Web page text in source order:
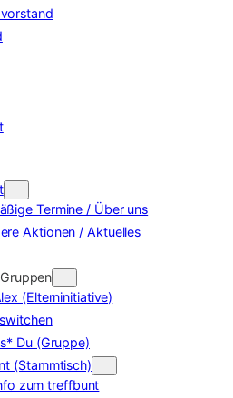
Termine / Über uns
Aktionen / Aktuelles
(Elterninitiative)
Du (Gruppe)
(Stammtisch)
zum treffbunt